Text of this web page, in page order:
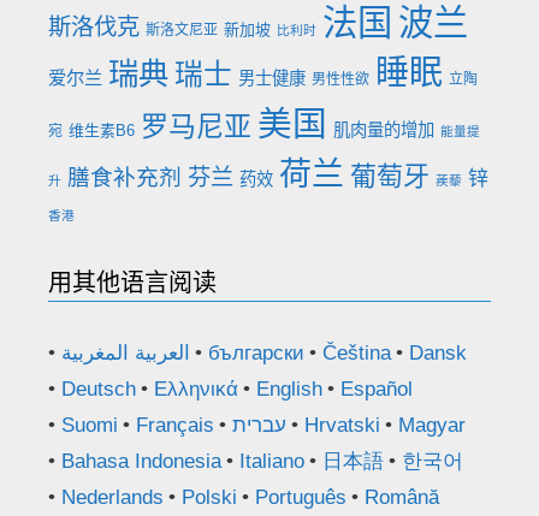
斯洛伐克 斯洛文尼亚 新加坡 比利时 法国 波兰
爱尔兰 瑞典 瑞士 男士健康 男性性欲 睡眠 立陶
宛 维生素B6 罗马尼亚 美国 肌肉量的增加 能量提
升 膳食补充剂 芬兰 药效 荷兰 葡萄牙 蒺藜 锌
香港
用其他语言阅读
العربية المغربية български Čeština
Dansk
Deutsch
Ελληνικά English
Español
Suomi
Français עברית Hrvatski
Magyar
Bahasa Indonesia
Italiano 日本語
한국어
Nederlands
Polski Português
Română